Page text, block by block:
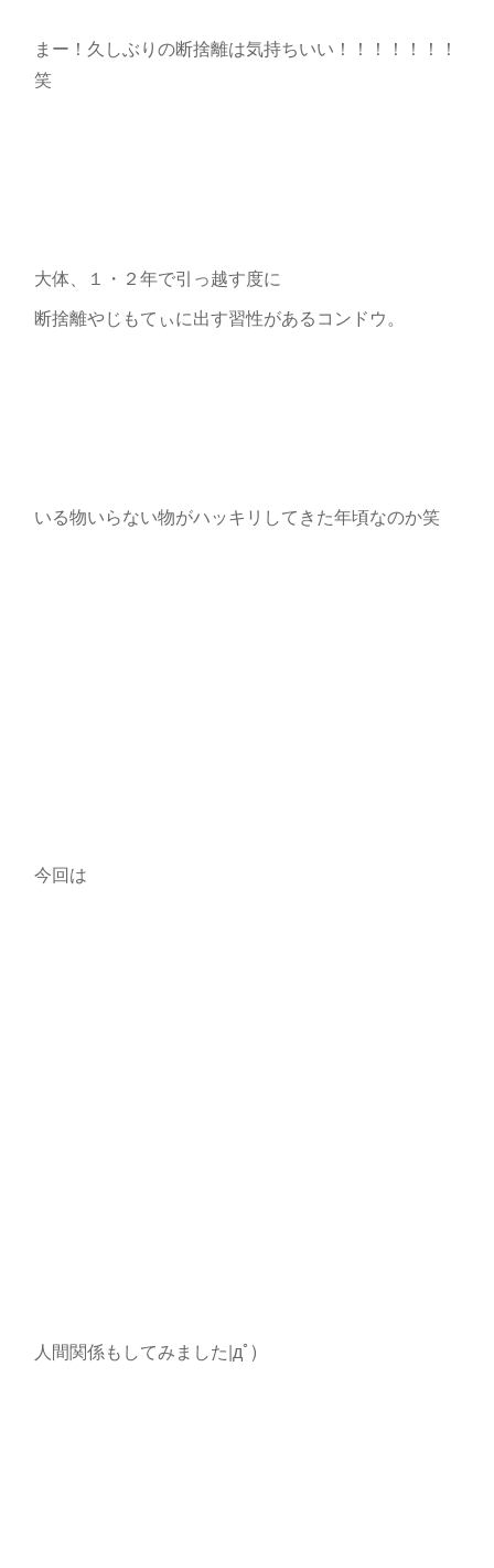
まー！久しぶりの断捨離は気持ちいい！！！！！！！
笑
大体、１・２年で引っ越す度に
断捨離やじもてぃに出す習性があるコンドウ。
いる物いらない物がハッキリしてきた年頃なのか笑
今回は
人間関係もしてみました|дﾟ)